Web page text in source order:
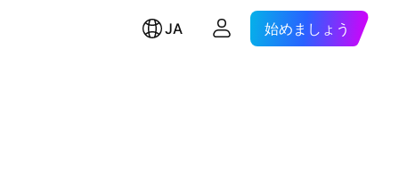
JA 始めましょう